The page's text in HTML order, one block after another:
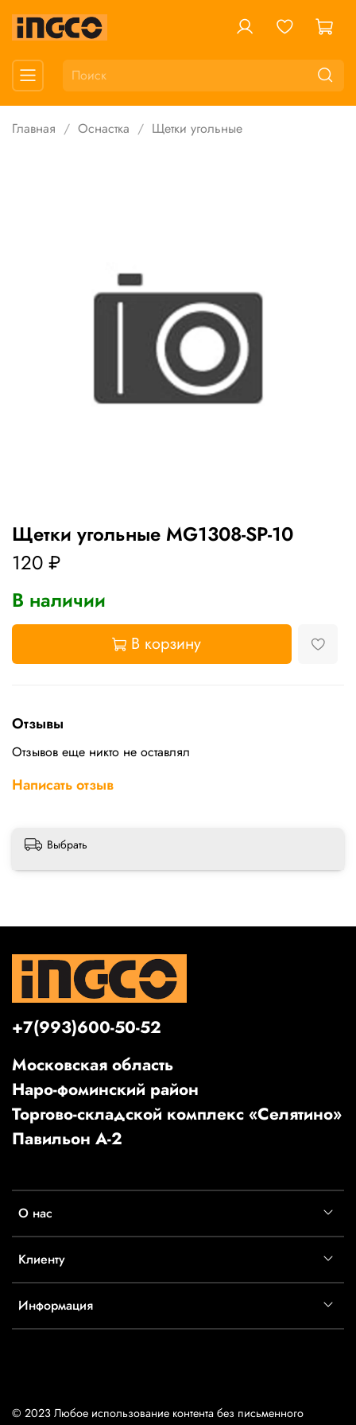
Главная Оснастка Щетки угольные
Щетки угольные MG1308-SP-10
120 ₽
В наличии
В корзину
Отзывы
Отзывов еще никто не оставлял
Написать отзыв
Выбрать
О нас
Клиенту
Информация
+7(993)600-50-52
Московская область
Наро-фоминский район
Торгово-складской комплекс «Селятино»
Павильон А-2
© 2023 Любое использование контента без письменного